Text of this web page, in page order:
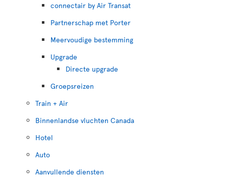
connectair by Air Transat
Partnerschap met Porter
Meervoudige bestemming
Upgrade
Directe upgrade
Groepsreizen
Train + Air
Binnenlandse vluchten Canada
Hotel
Auto
Aanvullende diensten